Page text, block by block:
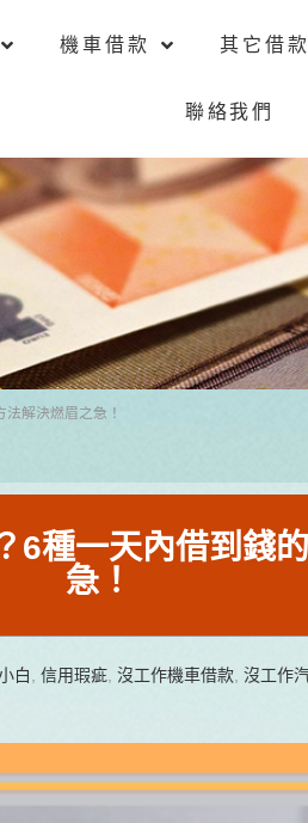
機車借款 其它借
聯絡我們
解決燃眉之急！
6種一天內借到錢
急！
白, 信用瑕疵, 沒工作機車借款, 沒工作